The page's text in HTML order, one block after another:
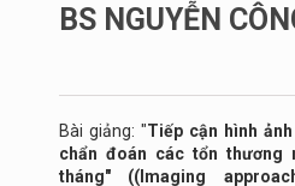
BS NGUYỄN
Bài giảng: "Tiếp cận hình
chẩn đoán các tổn
tháng" ((Imaging